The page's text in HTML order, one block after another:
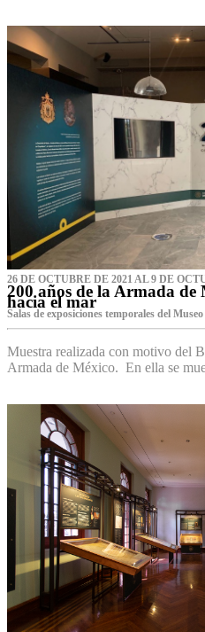
26 DE OCTUBRE DE 2021 AL 9 DE
200 años de la Armada
hacia el mar
Salas de exposiciones temporales del Museo‌
Muestra realizada con motivo del
Armada de México. En ella se